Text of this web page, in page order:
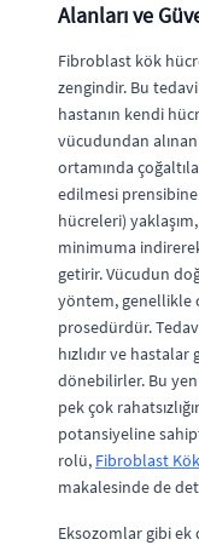
Alanları ve
Fibroblast kök
zengindir. Bu
hastanın kendi
vücudundan
ortamında
edilmesi
hücreleri)
minimuma
getirir. Vücudun
yöntem, genellikle
prosedürdür.
hızlıdır ve
dönebilirler. Bu
pek çok
potansiyeline
rolü, Fibroblast
makalesinde de
Eksozomlar gibi ek